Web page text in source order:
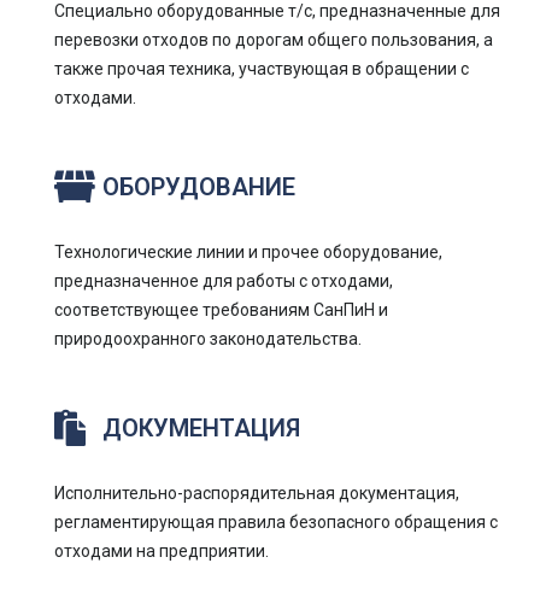
Специально оборудованные т/с, предназначенные для
перевозки отходов по дорогам общего пользования, а
также прочая техника, участвующая в обращении с
отходами.
ОБОРУДОВАНИЕ
Технологические линии и прочее оборудование,
предназначенное для работы с отходами,
соответствующее требованиям СанПиН и
природоохранного законодательства.
ДОКУМЕНТАЦИЯ
Исполнительно-распорядительная документация,
регламентирующая правила безопасного обращения с
отходами на предприятии.